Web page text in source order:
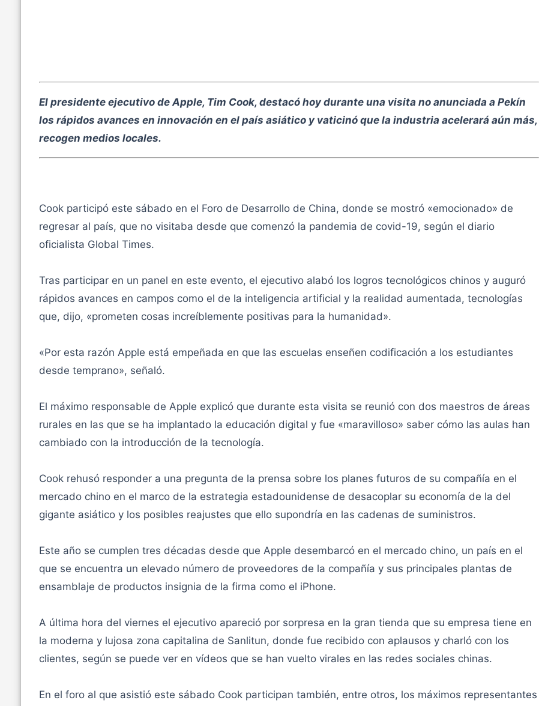
El presidente ejecutivo de Apple, Tim Cook, destacó hoy durante una visita no anunciada a Pekín
los rápidos avances en innovación en el país asiático y vaticinó que la industria acelerará aún más,
recogen medios locales.
Cook participó este sábado en el Foro de Desarrollo de China, donde se mostró «emocionado» de
regresar al país, que no visitaba desde que comenzó la pandemia de covid-19, según el diario
oficialista Global Times.
Tras participar en un panel en este evento, el ejecutivo alabó los logros tecnológicos chinos y auguró
rápidos avances en campos como el de la inteligencia artificial y la realidad aumentada, tecnologías
que, dijo, «prometen cosas increíblemente positivas para la humanidad».
«Por esta razón Apple está empeñada en que las escuelas enseñen codificación a los estudiantes
desde temprano», señaló.
El máximo responsable de Apple explicó que durante esta visita se reunió con dos maestros de áreas
rurales en las que se ha implantado la educación digital y fue «maravilloso» saber cómo las aulas han
cambiado con la introducción de la tecnología.
Cook rehusó responder a una pregunta de la prensa sobre los planes futuros de su compañía en el
mercado chino en el marco de la estrategia estadounidense de desacoplar su economía de la del
gigante asiático y los posibles reajustes que ello supondría en las cadenas de suministros.
Este año se cumplen tres décadas desde que Apple desembarcó en el mercado chino, un país en el
que se encuentra un elevado número de proveedores de la compañía y sus principales plantas de
ensamblaje de productos insignia de la firma como el iPhone.
A última hora del viernes el ejecutivo apareció por sorpresa en la gran tienda que su empresa tiene en
la moderna y lujosa zona capitalina de Sanlitun, donde fue recibido con aplausos y charló con los
clientes, según se puede ver en vídeos que se han vuelto virales en las redes sociales chinas.
En el foro al que asistió este sábado Cook participan también, entre otros, los máximos representantes